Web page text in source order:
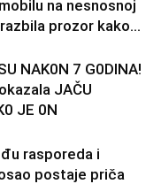
na nesnosnoj
prozor kako...
NAK0N 7 G0DlNA!
JAČU
JE 0N
rasporeda i
postaje priča